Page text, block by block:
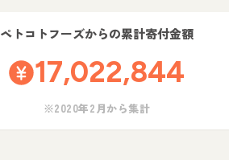
ペトコトフーズからの累計寄付金額
17,022,844
※2020年2月から集計